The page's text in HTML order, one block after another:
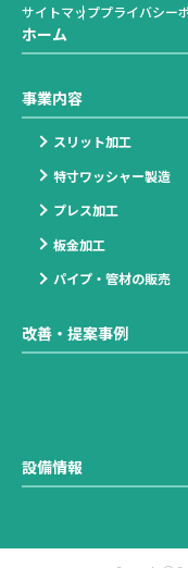
サイトマッププライバシー
ホーム
事業内容
スリット加工
特寸ワッシャー製造
プレス加工
板金加工
パイプ・管材の販売
改善・提案事例
設備情報